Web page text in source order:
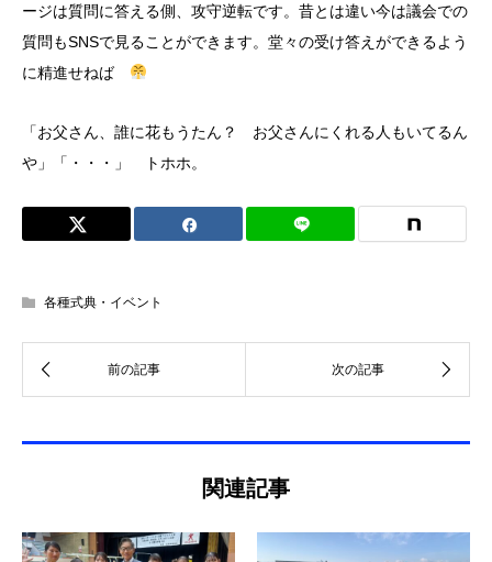
ージは質問に答える側、攻守逆転です。昔とは違い今は議会での
質問もSNSで見ることができます。堂々の受け答えができるよう
に精進せねば
「お父さん、誰に花もうたん？ お父さんにくれる人もいてるん
や」「・・・」 トホホ。
各種式典・イベント
関連記事